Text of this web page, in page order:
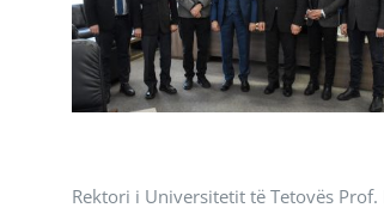
Rektori i Universitetit të Tetovës